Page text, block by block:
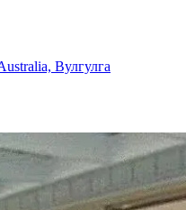
Вулгулга